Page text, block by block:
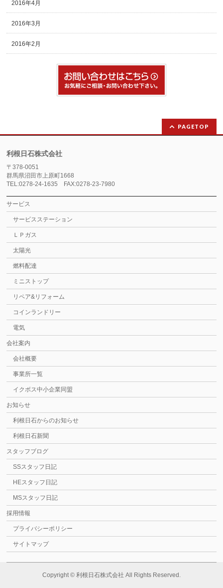
2016年4月
2016年3月
2016年2月
PAGETOP
利根日石株式会社
〒378-0051
群馬県沼田市上原町1668
TEL:0278-24-1635 FAX:0278-23-7980
サービス
サービスステーション
ＬＰガス
太陽光
燃料配達
ミニストップ
リペア&リフォーム
コインランドリー
電気
会社案内
会社概要
事業所一覧
イクボス中小企業同盟
お知らせ
利根日石からのお知らせ
利根日石新聞
スタッフブログ
SSスタッフ日記
HEスタッフ日記
MSスタッフ日記
採用情報
プライバシーポリシー
サイトマップ
Copyright © 利根日石株式会社 All Rights Reserved.